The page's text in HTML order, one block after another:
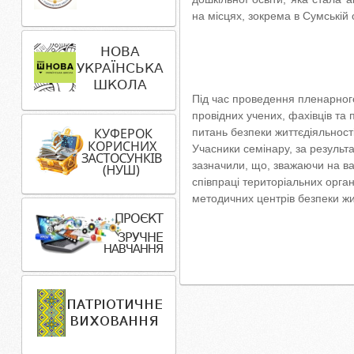
на місцях, зокрема в Сумській
Під час проведення
провідних учених, фахівців та
питань безпеки
Учасники семінару, за
зазначили, що, зважаючи на
співпраці територіальних
методичних центрів безпеки